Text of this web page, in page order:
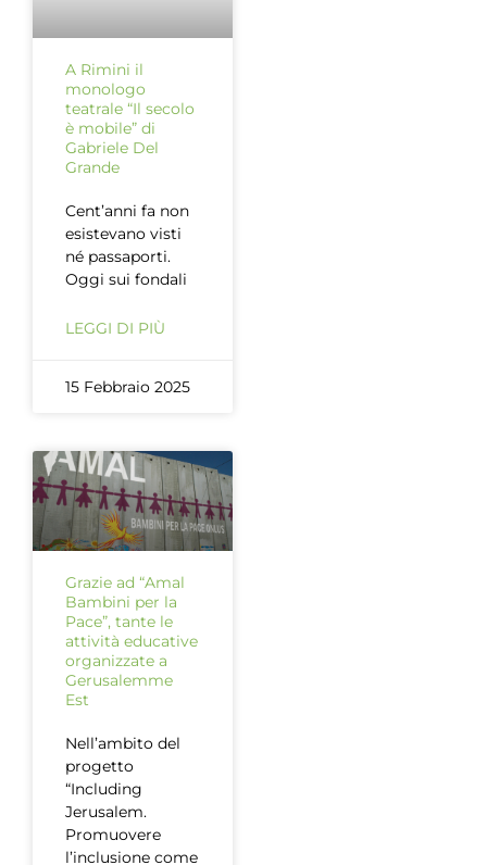
A Rimini il
monologo
teatrale “Il secolo
è mobile” di
Gabriele Del
Grande
Cent’anni fa non
esistevano visti
né passaporti.
Oggi sui fondali
LEGGI DI PIÙ
15 Febbraio 2025
Grazie ad “Amal
Bambini per la
Pace”, tante le
attività educative
organizzate a
Gerusalemme
Est
Nell’ambito del
progetto
“Including
Jerusalem.
Promuovere
l’inclusione come